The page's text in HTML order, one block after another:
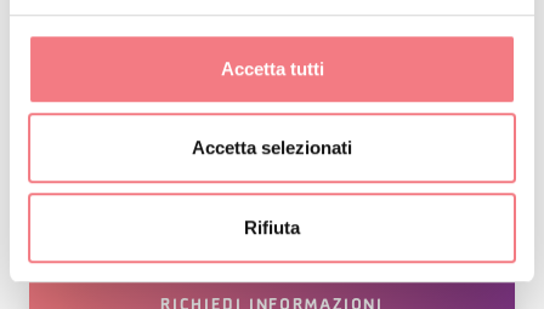
Accetta tutti
Accetta selezionati
Rifiuta
amicidelmut@gmail.com
https://it-it.facebook.com/teatroalmut/